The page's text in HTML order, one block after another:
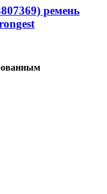
ремень